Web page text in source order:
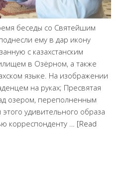
беседы со Святейшим
ему в дар икону
с казахстанским
в Озёрном, а также
языке. На изображении
на руках; Пресвятая
озером, переполненным
удивительного образа
корреспонденту … [Read